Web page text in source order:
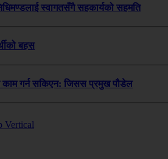
स्वागतसँगै सहकार्यको सहमति
बहस
गर्न सकिएन: जिसस प्रमुख पौडेल